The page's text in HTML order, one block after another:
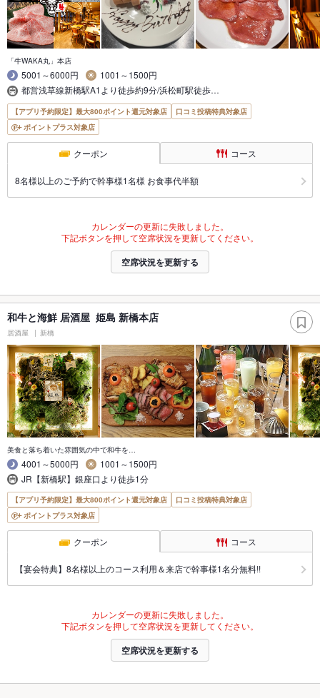
「牛WAKA丸」本店
5001～6000円
1001～1500円
都営浅草線新橋駅A1より徒歩約9分/浜松町駅徒歩…
【アプリ予約限定】最大800ポイント還元対象店
口コミ投稿特典対象店
ポイントプラス対象店
クーポン コース
8名様以上のご予約で幹事様1名様 お食事代半額
カレンダーの更新に失敗しました。
下記ボタンを押して空席状況を更新してください。
空席状況を更新する
和牛と海鮮 居酒屋 姫島 新橋本店
居酒屋 新橋
美食と落ち着いた雰囲気の中で和牛を…
4001～5000円
1001～1500円
JR【新橋駅】銀座口より徒歩1分
【アプリ予約限定】最大800ポイント還元対象店
口コミ投稿特典対象店
ポイントプラス対象店
クーポン コース
【宴会特典】8名様以上のコース利用＆来店で幹事様1名分無料!!
カレンダーの更新に失敗しました。
下記ボタンを押して空席状況を更新してください。
空席状況を更新する